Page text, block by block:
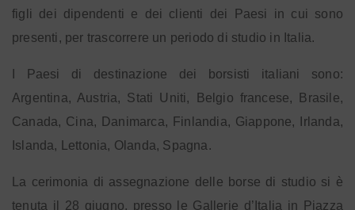
figli dei dipendenti e dei clienti dei Paesi in cui sono
presenti, per trascorrere un periodo di studio in Italia.
I Paesi di destinazione dei borsisti italiani sono:
Argentina, Austria, Stati Uniti, Belgio francese, Brasile,
Canada, Cina, Danimarca, Finlandia, Giappone, Irlanda,
Islanda, Lettonia, Olanda, Spagna.
La cerimonia di assegnazione delle borse di studio si è
tenuta il 28 giugno, presso le Gallerie d’Italia in Piazza